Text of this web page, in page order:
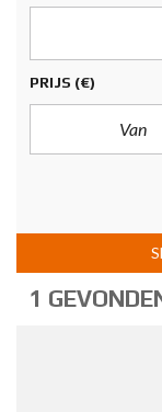
PRIJS (€)
1